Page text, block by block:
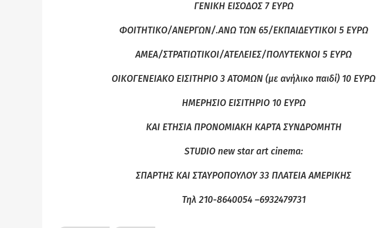
ΓΕΝΙΚΗ ΕΙΣΟΔΟΣ 7 ΕΥΡΩ
ΦΟΙΤΗΤΙΚΟ/ΑΝΕΡΓΩΝ/.ΑΝΩ ΤΩΝ 65/ΕΚΠΑΙΔΕΥΤΙΚΟΙ 5 ΕΥΡΩ
ΑΜΕΑ/ΣΤΡΑΤΙΩΤΙΚΟΙ/ΑΤΕΛΕΙΕΣ/ΠΟΛΥΤΕΚΝΟΙ 5 ΕΥΡΩ
ΟΙΚΟΓΕΝΕΙΑΚΟ ΕΙΣΙΤΗΡΙΟ 3 ΑΤΟΜΩΝ (με ανήλικο παιδί) 10 ΕΥΡΩ
ΗΜΕΡΗΣΙΟ ΕΙΣΙΤΗΡΙΟ 10 ΕΥΡΩ
KAI ΕΤΗΣΙΑ ΠΡΟΝΟΜΙΑΚΗ ΚΑΡΤΑ ΣΥΝΔΡΟΜΗΤΗ
STUDIO new star art cinema:
ΣΠΑΡΤΗΣ ΚΑΙ ΣΤΑΥΡΟΠΟΥΛΟΥ 33 ΠΛΑΤΕΙΑ ΑΜΕΡΙΚΗΣ
Τηλ 210-8640054 –6932479731